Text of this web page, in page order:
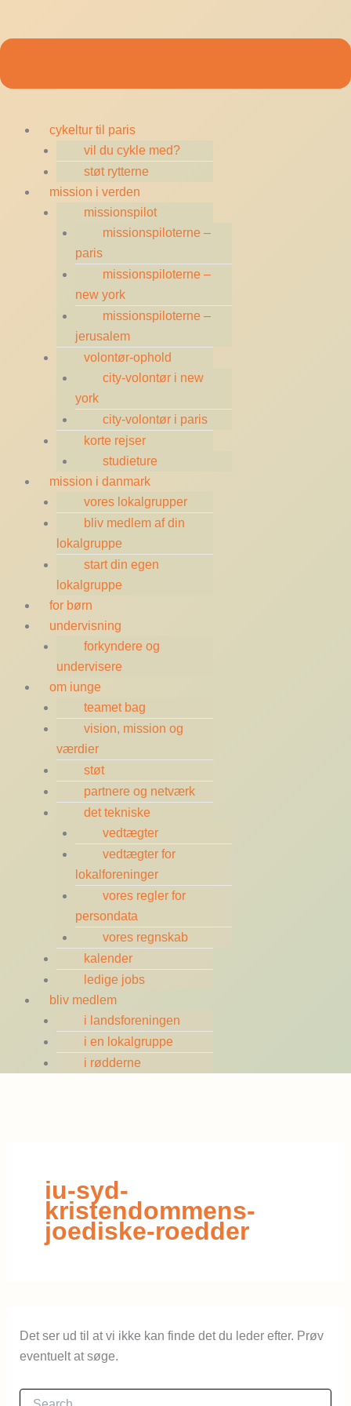
cykeltur til paris
vil du cykle med?
støt rytterne
mission i verden
missionspilot
missionspiloterne –
paris
missionspiloterne –
new york
missionspiloterne –
jerusalem
volontør-ophold
city-volontør i new
york
city-volontør i paris
korte rejser
studieture
mission i danmark
vores lokalgrupper
bliv medlem af din
lokalgruppe
start din egen
lokalgruppe
for børn
undervisning
forkyndere og
undervisere
om iunge
teamet bag
vision, mission og
værdier
støt
partnere og netværk
det tekniske
vedtægter
vedtægter for
lokalforeninger
vores regler for
persondata
vores regnskab
kalender
ledige jobs
bliv medlem
i landsforeningen
i en lokalgruppe
i rødderne
iu-syd-
kristendommens-
joediske-roedder
Det ser ud til at vi ikke kan finde det du leder efter. Prøv
eventuelt at søge.